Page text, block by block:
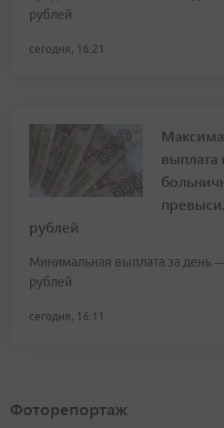
рублей
сегодня, 16:21
выплата
рублей
Минимальная выплата за день
рублей
сегодня, 16:11
Фоторепортаж